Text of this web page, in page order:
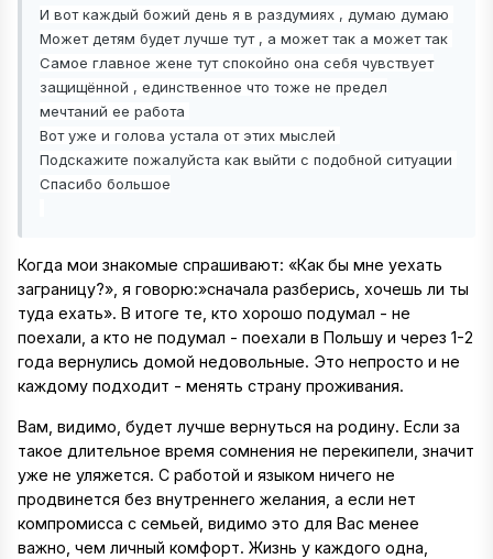
И вот каждый божий день я в раздумиях , думаю думаю
Может детям будет лучше тут , а может так а может так
Самое главное жене тут спокойно она себя чувствует
защищённой , единственное что тоже не предел
мечтаний ее работа
Вот уже и голова устала от этих мыслей
Подскажите пожалуйста как выйти с подобной ситуации
Спасибо большое
Когда мои знакомые спрашивают: «Как бы мне уехать
заграницу?», я говорю:»сначала разберись, хочешь ли ты
туда ехать». В итоге те, кто хорошо подумал - не
поехали, а кто не подумал - поехали в Польшу и через 1-2
года вернулись домой недовольные. Это непросто и не
каждому подходит - менять страну проживания.
Вам, видимо, будет лучше вернуться на родину. Если за
такое длительное время сомнения не перекипели, значит
уже не уляжется. С работой и языком ничего не
продвинется без внутреннего желания, а если нет
компромисса с семьей, видимо это для Вас менее
важно, чем личный комфорт. Жизнь у каждого одна,